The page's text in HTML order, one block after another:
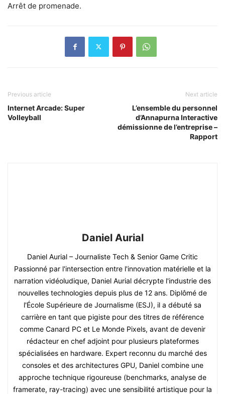
Arrêt de promenade.
Previous article
Internet Arcade: Super
Volleyball
Next article
L’ensemble du personnel
d’Annapurna Interactive
démissionne de l’entreprise –
Rapport
Daniel Aurial
Daniel Aurial – Journaliste Tech & Senior Game Critic
Passionné par l'intersection entre l'innovation matérielle et la
narration vidéoludique, Daniel Aurial décrypte l'industrie des
nouvelles technologies depuis plus de 12 ans. Diplômé de
l'École Supérieure de Journalisme (ESJ), il a débuté sa
carrière en tant que pigiste pour des titres de référence
comme Canard PC et Le Monde Pixels, avant de devenir
rédacteur en chef adjoint pour plusieurs plateformes
spécialisées en hardware. Expert reconnu du marché des
consoles et des architectures GPU, Daniel combine une
approche technique rigoureuse (benchmarks, analyse de
framerate, ray-tracing) avec une sensibilité artistique pour la